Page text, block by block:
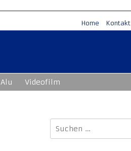
Home Kontakt
Videofilm
Suchen
nach: